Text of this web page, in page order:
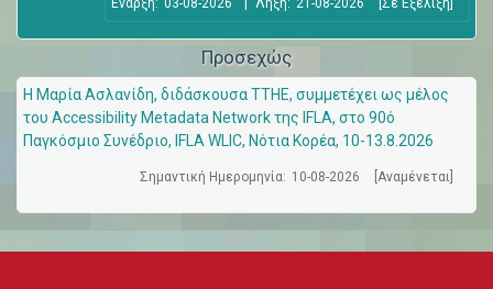
Έναρξη: 03-08-2026 Λήξη: 21-08-2026 [Σε Εξέλιξη]
Προσεχώς
Η Μαρία Ασλανίδη, διδάσκουσα ΤΤΗΕ, συμμετέχει ως μέλος
του Accessibility Metadata Network της IFLA, στο 90ό
Παγκόσμιο Συνέδριο, IFLA WLIC, Νότια Κορέα, 10-13.8.2026
Σημαντική Ημερομηνία: 10-08-2026 [Αναμένεται]